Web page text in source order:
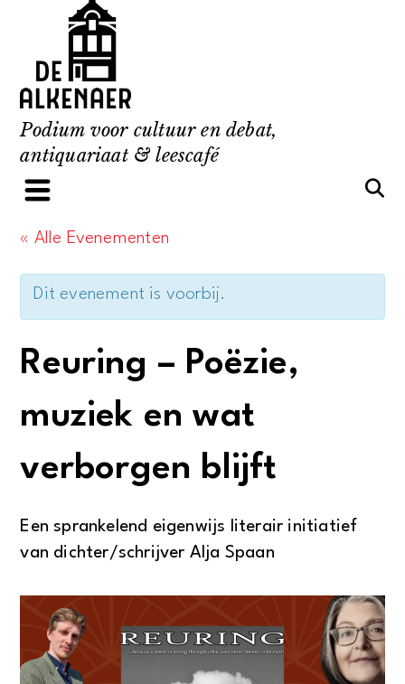
content
Podium voor cultuur en debat,
antiquariaat & leescafé
« Alle Evenementen
Dit evenement is voorbij.
Reuring – Poëzie,
muziek en wat
verborgen blijft
Een sprankelend eigenwijs literair initiatief
van dichter/schrijver Alja Spaan